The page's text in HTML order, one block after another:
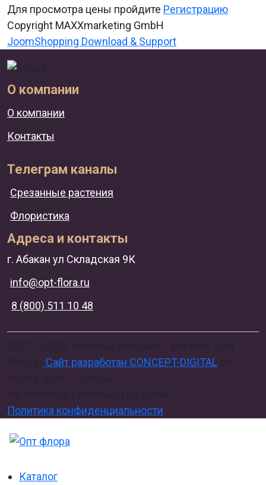
Для просмотра цены пройдите Регистрацию
Copyright MAXXmarketing GmbH
JoomShopping Download & Support
О компании
О компании
Контакты
Телеграм каналы
Срезанные растения
Флористика
Адреса и контакты
г. Абакан ул Складская 9К
info@opt-flora.ru
8 (800) 511 10 48
Сайт разработан CONCEPT-DIGITAL
Политика конфиденциальности
Каталог